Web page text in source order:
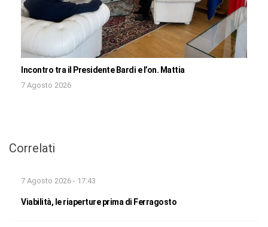
Incontro tra il Presidente Bardi e l’on. Mattia
7 Agosto 2026
Correlati
7 Agosto 2026 - 17:43
Viabilità, le riaperture prima di Ferragosto